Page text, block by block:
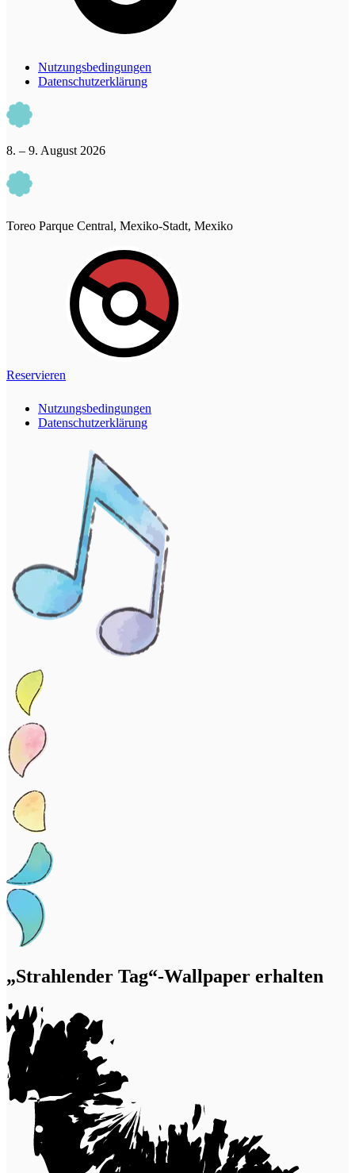
Nutzungsbedingungen
Datenschutzerklärung
8. – 9. August 2026
Toreo Parque Central, Mexiko-Stadt, Mexiko
Reservieren
Nutzungsbedingungen
Datenschutzerklärung
„Strahlender Tag“-Wallpaper erhalten